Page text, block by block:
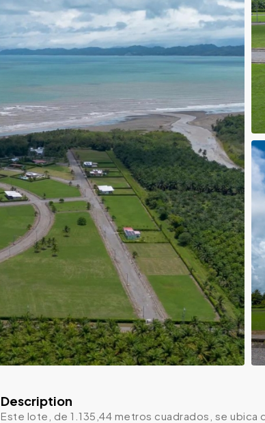
Description
Este lote, de 1.135,44 metros cuadrados, se